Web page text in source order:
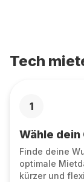
Tech
1
Wähle dein
Finde deine
optimale
kürzer und